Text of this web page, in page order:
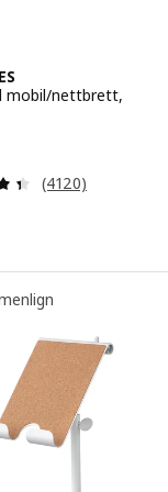
Samlede
mobil/nettbrett,
Gjennomgang:
(4120)